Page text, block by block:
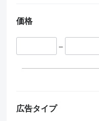
Unimog U1400
Unimog U1450
Unimog U4000
ハンガリー
価格
–
広告タイプ